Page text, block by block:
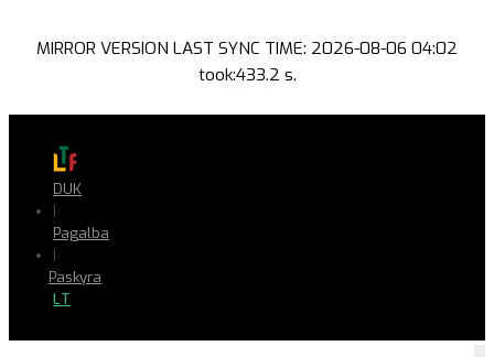
MIRROR VERSION LAST SYNC TIME: 2026-08-06 04:02
took:433.2 s.
DUK
|
Pagalba
|
Paskyra
LT